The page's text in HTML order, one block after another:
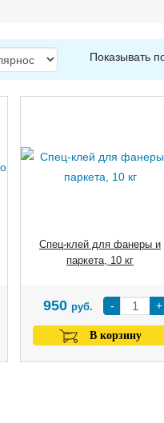
Показывать
Спец-клей для фанеры и
паркета, 10 кг
- +
950 руб.
В корзину